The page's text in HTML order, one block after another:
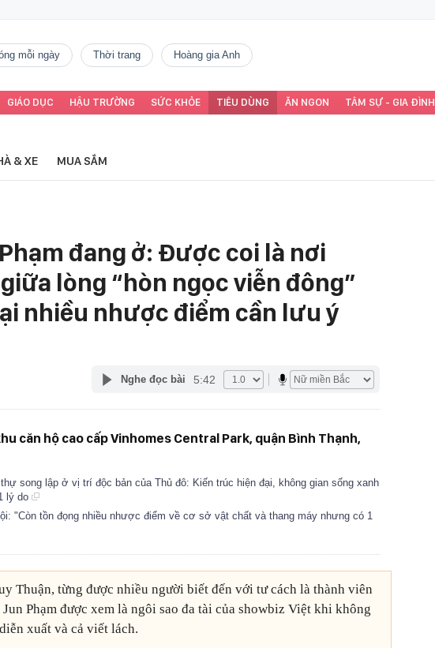
mỗi ngày thời trang Hoàng gia Anh
GIÁO DỤC HẬU TRƯỜNG SỨC KHỎE TIÊU DÙNG ĂN NGON TÂM SỰ - GIA ĐÌNH
& XE MUA SẮM
đang ở: Được coi là nơi
lòng “hòn ngọc viễn đông”
nhiều nhược điểm cần lưu ý
Nghe đọc bài 5:42
căn hộ cao cấp Vinhomes Central Park, quận Bình Thạnh,
song lập ở vị trí độc bản của Thủ đô: Kiến trúc hiện đại, không gian sống xanh
lý do
"Còn tồn đọng nhiều nhược điểm về cơ sở vật chất và thang máy nhưng có 1
Thuận, từng được nhiều người biết đến với tư cách là thành viên
Phạm được xem là ngôi sao đa tài của showbiz Việt khi không
xuất và cả viết lách.